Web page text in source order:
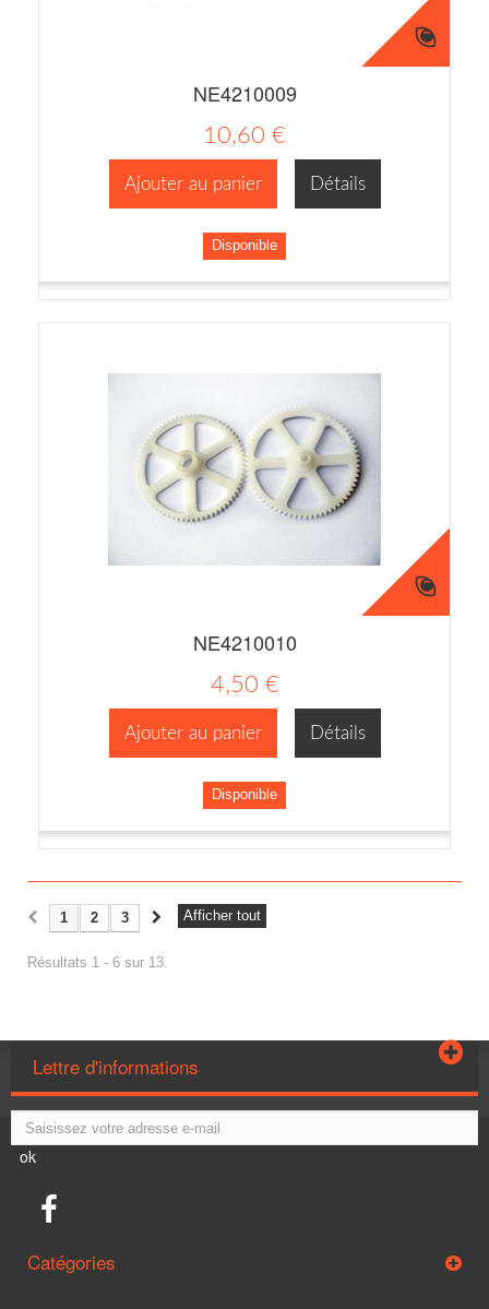
NE4210009
10,60 €
Ajouter au panier Détails
Disponible
NE4210010
4,50 €
Ajouter au panier Détails
Disponible
Afficher tout
1 2 3
Résultats 1 - 6 sur 13.
Lettre d'informations
ok
Catégories